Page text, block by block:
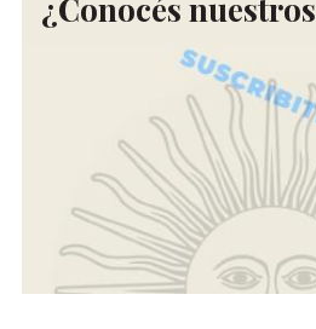
¿Conocés nuestros